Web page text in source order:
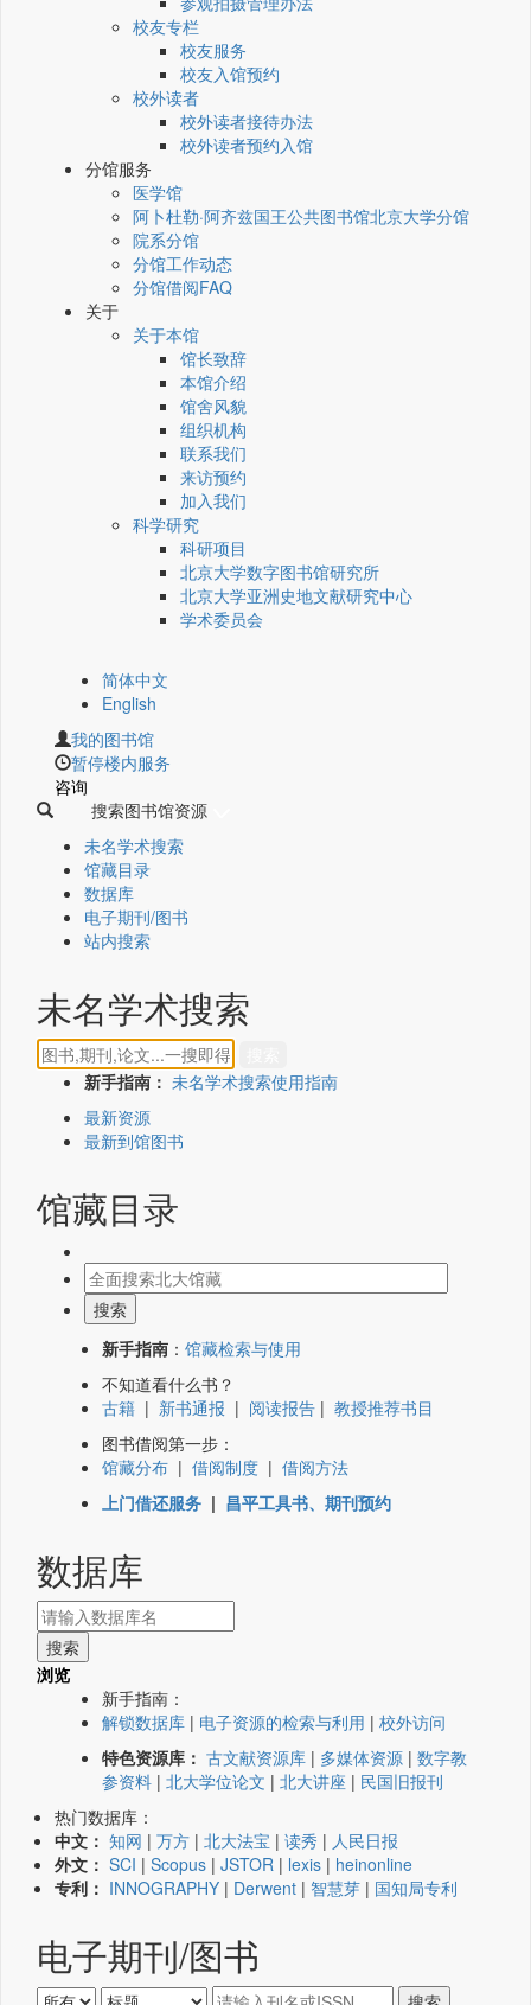
校友专栏
校友服务
校友入馆预约
校外读者
校外读者接待办法
校外读者预约入馆
分馆服务
医学馆
阿卜杜勒·阿齐兹国王公共图书馆北京大学分馆
院系分馆
分馆工作动态
分馆借阅FAQ
关于
关于本馆
馆长致辞
本馆介绍
馆舍风貌
组织机构
联系我们
来访预约
加入我们
科学研究
科研项目
北京大学数字图书馆研究所
北京大学亚洲史地文献研究中心
学术委员会
简体中文
English
我的图书馆
暂停楼内服务
咨询
搜索图书馆资源
未名学术搜索
馆藏目录
数据库
电子期刊/图书
站内搜索
未名学术搜索
新手指南： 未名学术搜索使用指南
最新资源
最新到馆图书
馆藏目录
新手指南 ： 馆藏检索与使用
不知道看什么书？
古籍 | 新书通报 | 阅读报告 | 教授推荐书目
图书借阅第一步：
馆藏分布 | 借阅制度 | 借阅方法
上门借还服务 | 昌平工具书、期刊预约
数据库
浏览
新手指南：
解锁数据库 | 电子资源的检索与利用 | 校外访问
特色资源库： 古文献资源库 | 多媒体资源 | 数字教
参资料 | 北大学位论文 | 北大讲座 | 民国旧报刊
热门数据库：
中文： 知网 | 万方 | 北大法宝 | 读秀 | 人民日报
外文： SCI | Scopus | JSTOR | lexis | heinonline
专利： INNOGRAPHY | Derwent | 智慧芽 | 国知局专利
电子期刊/图书